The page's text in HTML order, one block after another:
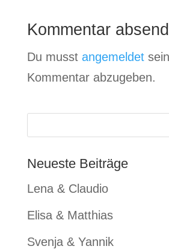
Kommentar
Du musst angemeldet
Kommentar abzugeben.
Neueste Beiträge
Lena & Claudio
Elisa & Matthias
Svenja & Yannik